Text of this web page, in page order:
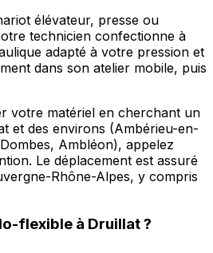
élévateur, presse ou
technicien confectionne à
adapté à votre pression et
dans son atelier mobile, puis
votre matériel en cherchant un
et des environs (Ambérieu-en-
Ambléon), appelez
Le déplacement est assuré
Rhône-Alpes, y compris
flexible à Druillat?